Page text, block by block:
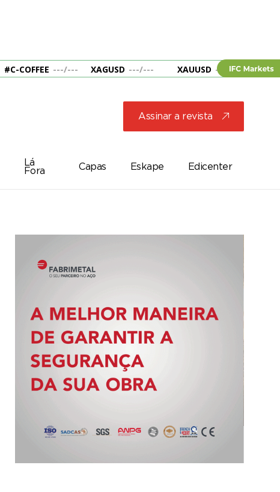
#C-COFFEE ---/--- XAGUSD ---/--- XAUUSD --- ---
Assinar a revista j
Lá
Fora
Capas Eskape Edicenter